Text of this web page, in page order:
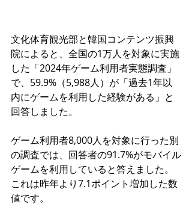
文化体育観光部と韓国コンテンツ振興
院によると、全国の1万人を対象に実施
した「2024年ゲーム利用者実態調査」
で、59.9%（5,988人）が「過去1年以
内にゲームを利用した経験がある」と
回答しました。
ゲーム利用者8,000人を対象に行った別
の調査では、回答者の91.7%がモバイル
ゲームを利用していると答えました。
これは昨年より7.1ポイント増加した数
値です。